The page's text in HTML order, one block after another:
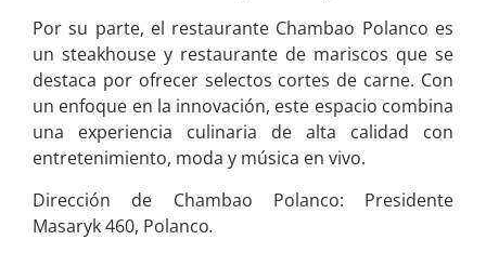
Por su parte, el restaurante Chambao Polanco es
un steakhouse y restaurante de mariscos que se
destaca por ofrecer selectos cortes de carne. Con
un enfoque en la innovación, este espacio combina
una experiencia culinaria de alta calidad con
entretenimiento, moda y música en vivo.
Dirección de Chambao Polanco: Presidente
Masaryk 460, Polanco.